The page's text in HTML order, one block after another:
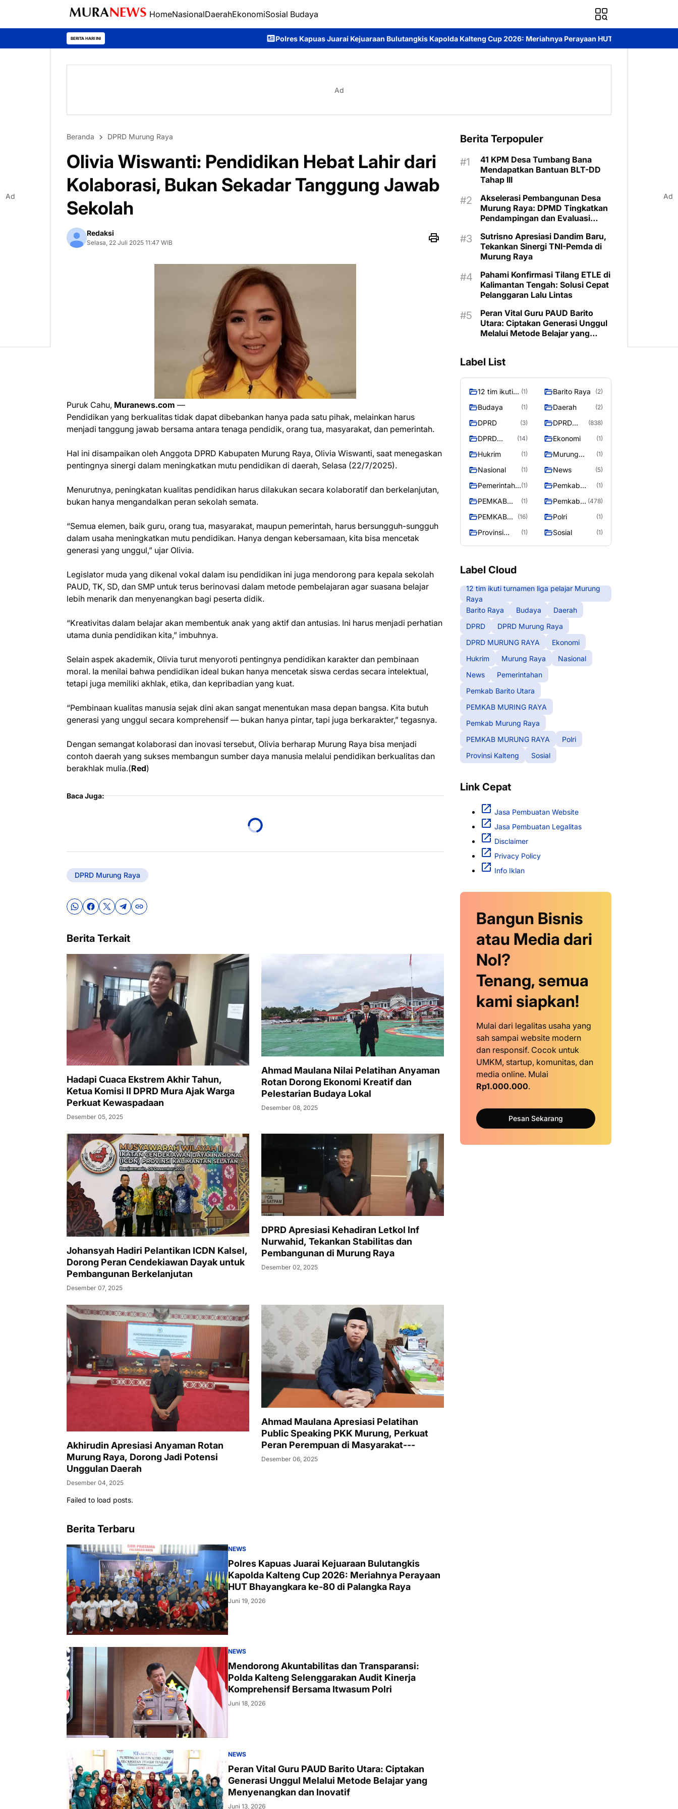
HomeNasionalDaerahEkonomiSosial Budaya
BERITA HARI INI Polres Kapuas Juarai Kejuaraan Bulutangkis Kapolda Kalteng Cup 2026: Meriahnya Perayaan HUT Bhayangkara ke-80 di Palangka Raya
Ad
Beranda DPRD Murung Raya
Olivia Wiswanti: Pendidikan Hebat Lahir dari
Kolaborasi, Bukan Sekadar Tanggung Jawab
Sekolah
Redaksi
Selasa, 22 Juli 2025 11:47 WIB
Puruk Cahu, Muranews.com —
Pendidikan yang berkualitas tidak dapat dibebankan hanya pada satu pihak, melainkan harus
menjadi tanggung jawab bersama antara tenaga pendidik, orang tua, masyarakat, dan pemerintah.
Hal ini disampaikan oleh Anggota DPRD Kabupaten Murung Raya, Olivia Wiswanti, saat menegaskan
pentingnya sinergi dalam meningkatkan mutu pendidikan di daerah, Selasa (22/7/2025).
Menurutnya, peningkatan kualitas pendidikan harus dilakukan secara kolaboratif dan berkelanjutan,
bukan hanya mengandalkan peran sekolah semata.
“Semua elemen, baik guru, orang tua, masyarakat, maupun pemerintah, harus bersungguh-sungguh
dalam usaha meningkatkan mutu pendidikan. Hanya dengan kebersamaan, kita bisa mencetak
generasi yang unggul,” ujar Olivia.
Legislator muda yang dikenal vokal dalam isu pendidikan ini juga mendorong para kepala sekolah
PAUD, TK, SD, dan SMP untuk terus berinovasi dalam metode pembelajaran agar suasana belajar
lebih menarik dan menyenangkan bagi peserta didik.
“Kreativitas dalam belajar akan membentuk anak yang aktif dan antusias. Ini harus menjadi perhatian
utama dunia pendidikan kita,” imbuhnya.
Selain aspek akademik, Olivia turut menyoroti pentingnya pendidikan karakter dan pembinaan
moral. Ia menilai bahwa pendidikan ideal bukan hanya mencetak siswa cerdas secara intelektual,
tetapi juga memiliki akhlak, etika, dan kepribadian yang kuat.
“Pembinaan kualitas manusia sejak dini akan sangat menentukan masa depan bangsa. Kita butuh
generasi yang unggul secara komprehensif — bukan hanya pintar, tapi juga berkarakter,” tegasnya.
Dengan semangat kolaborasi dan inovasi tersebut, Olivia berharap Murung Raya bisa menjadi
contoh daerah yang sukses membangun sumber daya manusia melalui pendidikan berkualitas dan
berakhlak mulia.(Red)
Baca Juga:
DPRD Murung Raya
Berita Terkait
Hadapi Cuaca Ekstrem Akhir Tahun,
Ketua Komisi II DPRD Mura Ajak Warga
Perkuat Kewaspadaan
Desember 05, 2025
Ahmad Maulana Nilai Pelatihan Anyaman
Rotan Dorong Ekonomi Kreatif dan
Pelestarian Budaya Lokal
Desember 08, 2025
Johansyah Hadiri Pelantikan ICDN Kalsel,
Dorong Peran Cendekiawan Dayak untuk
Pembangunan Berkelanjutan
Desember 07, 2025
DPRD Apresiasi Kehadiran Letkol Inf
Nurwahid, Tekankan Stabilitas dan
Pembangunan di Murung Raya
Desember 02, 2025
Akhirudin Apresiasi Anyaman Rotan
Murung Raya, Dorong Jadi Potensi
Unggulan Daerah
Desember 04, 2025
Ahmad Maulana Apresiasi Pelatihan
Public Speaking PKK Murung, Perkuat
Peran Perempuan di Masyarakat---
Desember 06, 2025
Failed to load posts.
Berita Terbaru
NEWS
Polres Kapuas Juarai Kejuaraan Bulutangkis
Kapolda Kalteng Cup 2026: Meriahnya Perayaan
HUT Bhayangkara ke-80 di Palangka Raya
Juni 19, 2026
NEWS
Mendorong Akuntabilitas dan Transparansi:
Polda Kalteng Selenggarakan Audit Kinerja
Komprehensif Bersama Itwasum Polri
Juni 18, 2026
NEWS
Peran Vital Guru PAUD Barito Utara: Ciptakan
Generasi Unggul Melalui Metode Belajar yang
Menyenangkan dan Inovatif
Juni 13, 2026
Berita Terpopuler
41 KPM Desa Tumbang Bana
Mendapatkan Bantuan BLT-DD
Tahap III
Akselerasi Pembangunan Desa
Murung Raya: DPMD Tingkatkan
Pendampingan dan Evaluasi
Berkelanjutan
Sutrisno Apresiasi Dandim Baru,
Tekankan Sinergi TNI-Pemda di
Murung Raya
Pahami Konfirmasi Tilang ETLE di
Kalimantan Tengah: Solusi Cepat
Pelanggaran Lalu Lintas
Peran Vital Guru PAUD Barito
Utara: Ciptakan Generasi Unggul
Melalui Metode Belajar yang
Label List
12 tim ikuti
liga pelajar
Murung
Raya
(1) Barito Raya (2)
Budaya (1) Daerah (2)
DPRD (3)
DPRD
Raya
(838)
DPRD
RAYA
(14) Ekonomi (1)
Hukrim (1)
Murung
(1)
Nasional (1) News (5)
Pemerintaha (1)
Pemkab
Barito Utara
(1)
PEMKAB
RAYA
(1)
Pemkab
Raya
(478)
PEMKAB
RAYA
(16) Polri (1)
Provinsi
(1) Sosial (1)
Label Cloud
12 tim ikuti turnamen liga pelajar Murung
Raya
Barito Raya
Budaya
Daerah
DPRD
DPRD Murung Raya
DPRD MURUNG RAYA
Ekonomi
Hukrim
Murung Raya
Nasional
News
Pemerintahan
Pemkab Barito Utara
PEMKAB MURING RAYA
Pemkab Murung Raya
PEMKAB MURUNG RAYA
Polri
Provinsi Kalteng
Sosial
Link Cepat
Jasa Pembuatan Website
Jasa Pembuatan Legalitas
Disclaimer
Privacy Policy
Info Iklan
Bangun Bisnis
atau Media dari
Nol?
Tenang, semua
kami siapkan!
Mulai dari legalitas usaha yang
sah sampai website modern
dan responsif. Cocok untuk
UMKM, startup, komunitas, dan
media online. Mulai
Rp1.000.000.
Pesan Sekarang
Ad Ad